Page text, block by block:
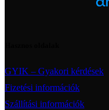
GYIK – Gyakori kérdések
Fizetési információk
Szállítási információk